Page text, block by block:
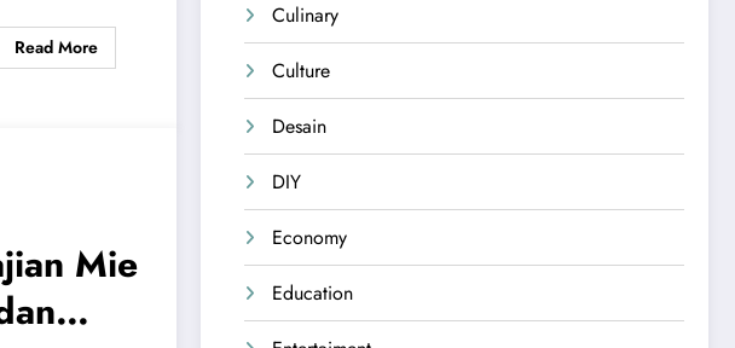
Read More
Mie
Culinary
Culture
Desain
DIY
Economy
Education